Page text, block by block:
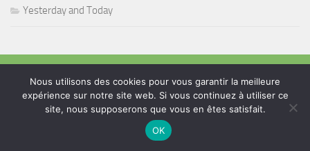
Yesterday and Today
PLUSNous utilisons des cookies pour vous garantir la meilleure
expérience sur notre site web. Si vous continuez à utiliser ce
site, nous supposerons que vous en êtes satisfait.
OK